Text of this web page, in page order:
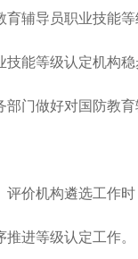
导员职业技能
能等级认定机构
做好对国防教
机构遴选工作时
进等级认定工作。